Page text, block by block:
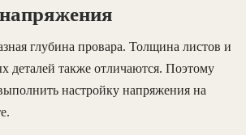
глубина провара. Толщина листов и
деталей также отличаются. Поэтому
настройку напряжения на